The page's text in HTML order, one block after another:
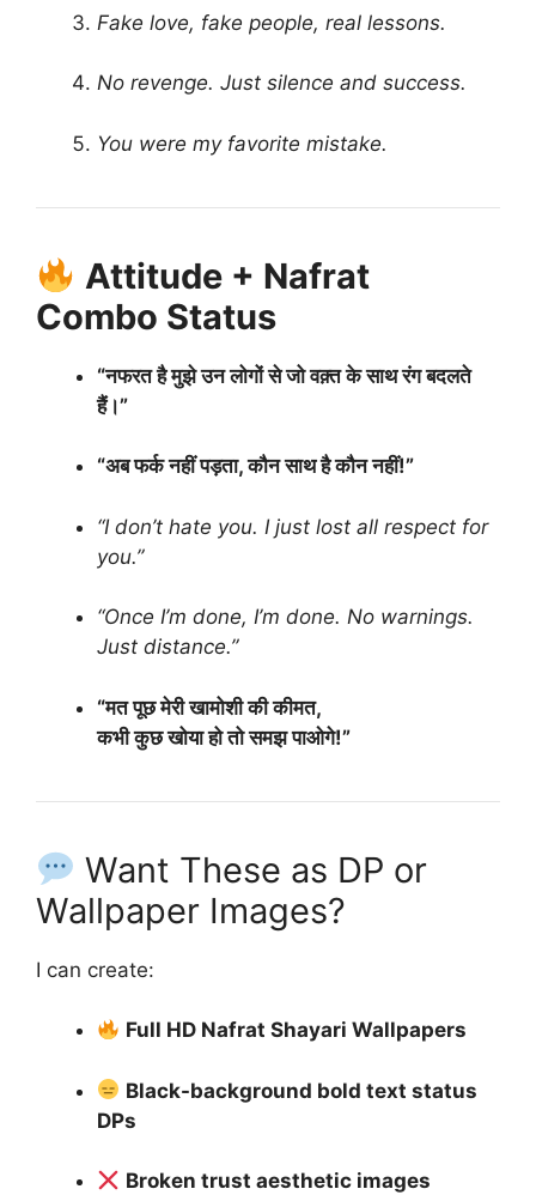
Fake love, fake people, real lessons.
No revenge. Just silence and success.
You were my favorite mistake.
Attitude + Nafrat
Combo Status
“नफरत है मुझे उन लोगों से जो वक़्त के साथ रंग बदलते
हैं।”
“अब फर्क नहीं पड़ता, कौन साथ है कौन नहीं!”
“I don’t hate you. I just lost all respect for
you.”
“Once I’m done, I’m done. No warnings.
Just distance.”
“मत पूछ मेरी खामोशी की कीमत,
कभी कुछ खोया हो तो समझ पाओगे!”
Want These as DP or
Wallpaper Images?
I can create:
Full HD Nafrat Shayari Wallpapers
Black-background bold text status
DPs
Broken trust aesthetic images